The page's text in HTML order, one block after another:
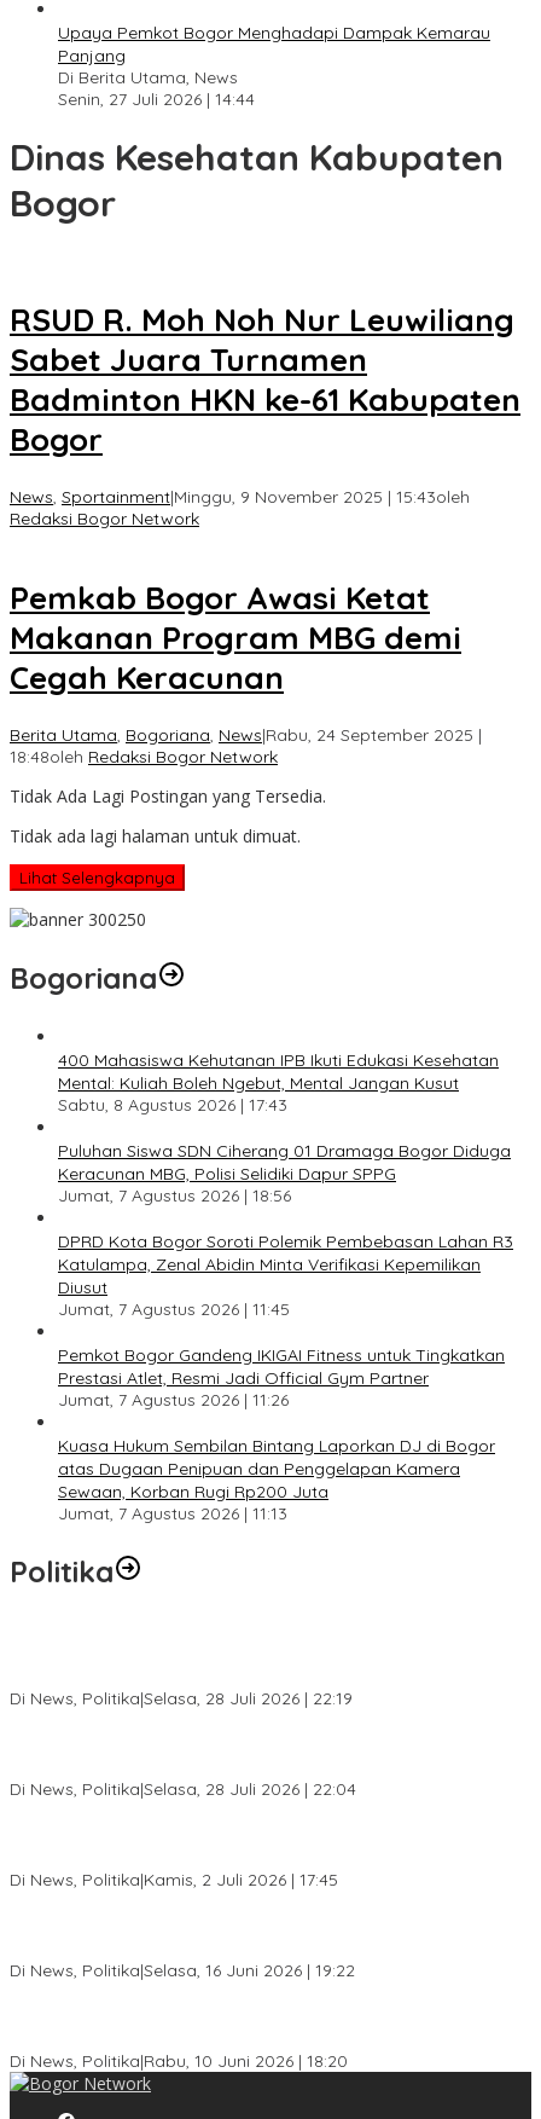
Upaya Pemkot Bogor Menghadapi Dampak Kemarau
Panjang
Di Berita Utama, News
Senin, 27 Juli 2026 | 14:44
Dinas Kesehatan Kabupaten
Bogor
RSUD R. Moh Noh Nur Leuwiliang
Sabet Juara Turnamen
Badminton HKN ke-61 Kabupaten
Bogor
News, Sportainment|Minggu, 9 November 2025 | 15:43oleh
Redaksi Bogor Network
Pemkab Bogor Awasi Ketat
Makanan Program MBG demi
Cegah Keracunan
Berita Utama, Bogoriana, News|Rabu, 24 September 2025 |
18:48oleh Redaksi Bogor Network
Tidak Ada Lagi Postingan yang Tersedia.
Tidak ada lagi halaman untuk dimuat.
Lihat Selengkapnya
Bogoriana
400 Mahasiswa Kehutanan IPB Ikuti Edukasi Kesehatan
Mental: Kuliah Boleh Ngebut, Mental Jangan Kusut
Sabtu, 8 Agustus 2026 | 17:43
Puluhan Siswa SDN Ciherang 01 Dramaga Bogor Diduga
Keracunan MBG, Polisi Selidiki Dapur SPPG
Jumat, 7 Agustus 2026 | 18:56
DPRD Kota Bogor Soroti Polemik Pembebasan Lahan R3
Katulampa, Zenal Abidin Minta Verifikasi Kepemilikan
Diusut
Jumat, 7 Agustus 2026 | 11:45
Pemkot Bogor Gandeng IKIGAI Fitness untuk Tingkatkan
Prestasi Atlet, Resmi Jadi Official Gym Partner
Jumat, 7 Agustus 2026 | 11:26
Kuasa Hukum Sembilan Bintang Laporkan DJ di Bogor
atas Dugaan Penipuan dan Penggelapan Kamera
Sewaan, Korban Rugi Rp200 Juta
Jumat, 7 Agustus 2026 | 11:13
Politika
Di News, Politika|Selasa, 28 Juli 2026 | 22:19
Di News, Politika|Selasa, 28 Juli 2026 | 22:04
Di News, Politika|Kamis, 2 Juli 2026 | 17:45
Di News, Politika|Selasa, 16 Juni 2026 | 19:22
Di News, Politika|Rabu, 10 Juni 2026 | 18:20